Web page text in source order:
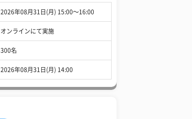
2026年08月31日(月) 15:00〜16:00
オンラインにて実施
300名
2026年08月31日(月) 14:00